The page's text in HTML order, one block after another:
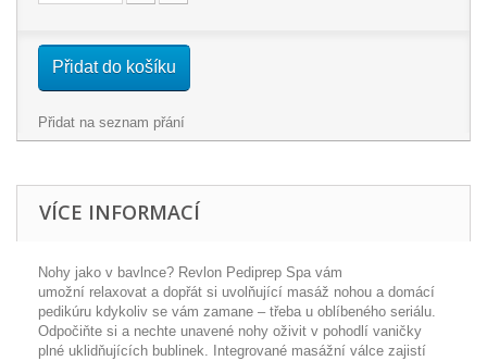
Přidat do košíku
Přidat na seznam přání
VÍCE INFORMACÍ
Nohy jako v bavlnce? Revlon Pediprep Spa vám
umožní relaxovat a dopřát si uvolňující masáž nohou a domácí
pedikúru kdykoliv se vám zamane – třeba u oblíbeného seriálu.
Odpočiňte si a nechte unavené nohy oživit v pohodlí vaničky
plné uklidňujících bublinek. Integrované masážní válce zajistí